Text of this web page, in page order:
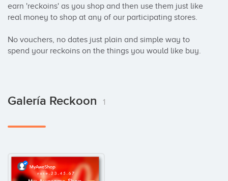
earn 'reckoins' as you shop and then use them just like
real money to shop at any of our participating stores.
No vouchers, no dates just plain and simple way to
spend your reckoins on the things you would like buy.
Galería Reckoon 1